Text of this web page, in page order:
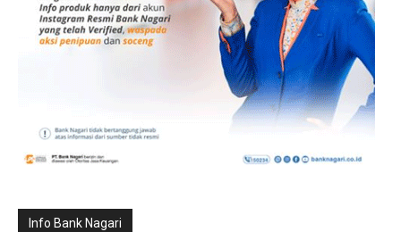
Info Bank Nagari